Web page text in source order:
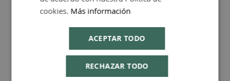
cookies. Más información
ACEPTAR TODO
RECHAZAR TODO